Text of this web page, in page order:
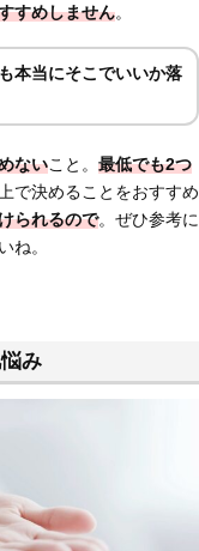
すめしません。
本当にそこでいいか落
ないこと。 最低でも2つ
で決めることをおすすめ
られるので。ぜひ参考に
ね。
み